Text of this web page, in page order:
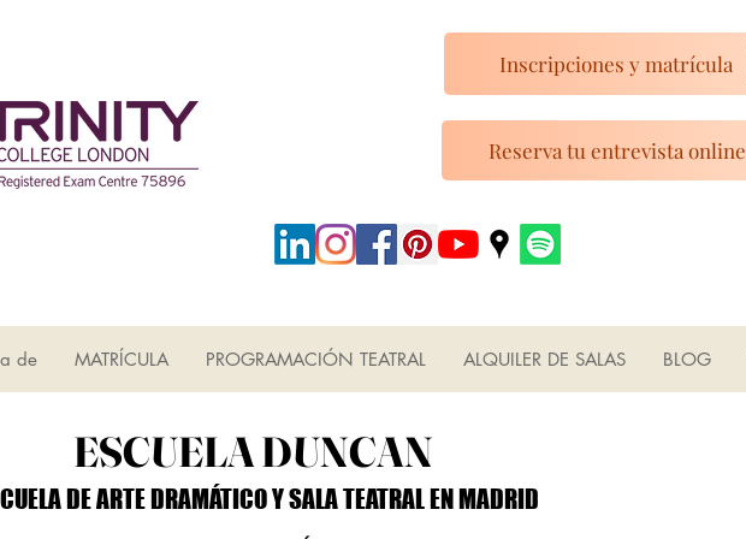
Reserva tu entrevista online
Inscripciones y matrícula
de MATRÍCULA PROGRAMACIÓN TEATRAL ALQUILER DE SALAS BLOG
ESCUELA DUNCAN
ESCUELA DUNCAN
DE ARTE DRAMÁTICO Y SALA TEATRAL EN MADRID
DE ARTE DRAMÁTICO Y SALA TEATRAL EN MADRID